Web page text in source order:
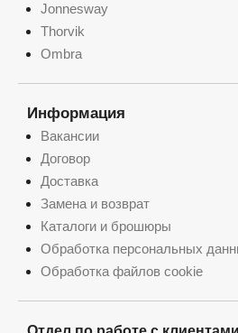
Jonnesway
Thorvik
Ombra
Информация
Вакансии
Договор
Доставка
Замена и возврат
Каталоги и брошюры
Обработка персональных
Обработка файлов cookie